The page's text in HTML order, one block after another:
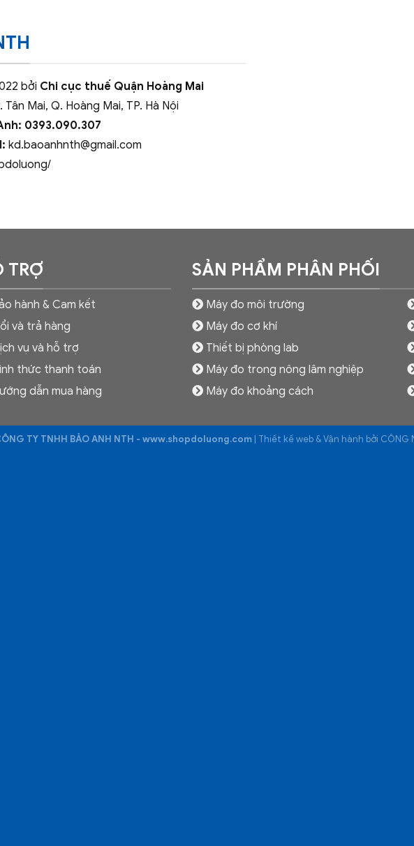
bởi Chi cục thuế Quận Hoàng Mai
Mai, Q. Hoàng Mai, TP. Hà Nội
0393.090.307
kd.baoanhnth@gmail.com
TRỢ
hành & Cam kết
và trả hàng
vụ và hỗ trợ
thức thanh toán
dẫn mua hàng
SẢN PHẨM PHÂN PHỐI
Máy đo môi trường
Máy đo cơ khí
Thiết bị phòng lab
Máy đo trong nông lâm nghiệp
Máy đo khoảng cách
TY TNHH BẢO ANH NTH - www.shopdoluong.com | Thiết kế web & Vận hành bởi CÔNG